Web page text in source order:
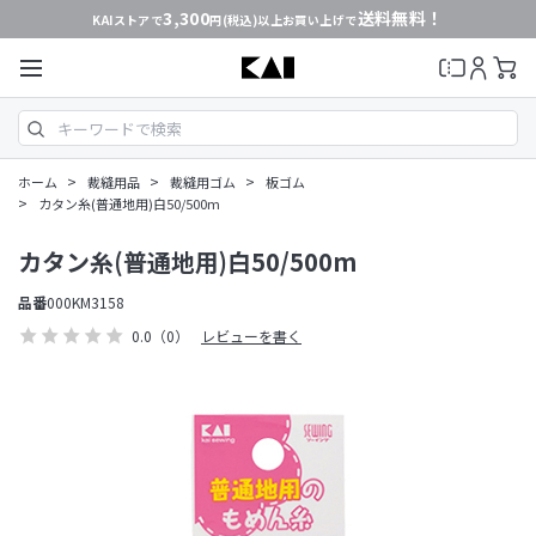
KAIストアで3,300円(税込)以上お買い上げで送料無料！
ホーム > 裁縫用品 > 裁縫用ゴム > 板ゴム
> カタン糸(普通地用)白50/500m
0.0 （0） レビューを書く
カタン糸(普通地用)白50/500m
品番000KM3158